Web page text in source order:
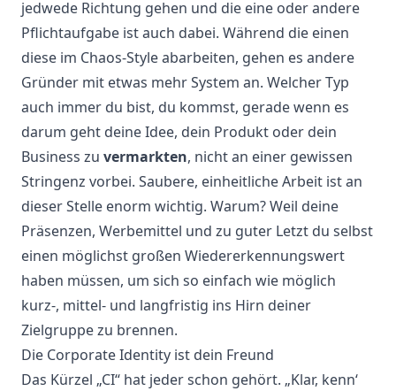
jedwede Richtung gehen und die eine oder andere
Pflichtaufgabe ist auch dabei. Während die einen
diese im Chaos-Style abarbeiten, gehen es andere
Gründer mit etwas mehr System an. Welcher Typ
auch immer du bist, du kommst, gerade wenn es
darum geht deine Idee, dein Produkt oder dein
Business zu vermarkten, nicht an einer gewissen
Stringenz vorbei. Saubere, einheitliche Arbeit ist an
dieser Stelle enorm wichtig. Warum? Weil deine
Präsenzen, Werbemittel und zu guter Letzt du selbst
einen möglichst großen Wiedererkennungswert
haben müssen, um sich so einfach wie möglich
kurz-, mittel- und langfristig ins Hirn deiner
Zielgruppe zu brennen.
Die Corporate Identity ist dein Freund
Das Kürzel „CI“ hat jeder schon gehört. „Klar, kenn‘